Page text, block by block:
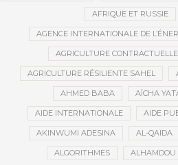
AFRIQUE ET RUSSIE
AGENCE INTERNATIONALE DE
AGRICULTURE CONTRACTUELLE
AGRICULTURE RÉSILIENTE SAHEL
AHMED BABA AÏCHA
AIDE INTERNATIONALE AIDE
AKINWUMI ADESINA AL-QAÏDA
ALGORITHMES ALHAMDOU